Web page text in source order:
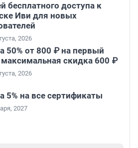
бесплатного доступа к
Иви для новых
2026
50% от 800 ₽ на первый
максимальная скидка 600 ₽
2026
5% на все сертификаты
2027